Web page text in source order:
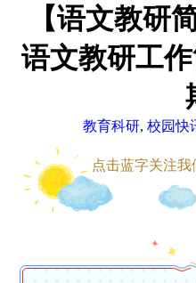
【语文教研
语文教研工
教育科研, 校园快
点击蓝字关注我